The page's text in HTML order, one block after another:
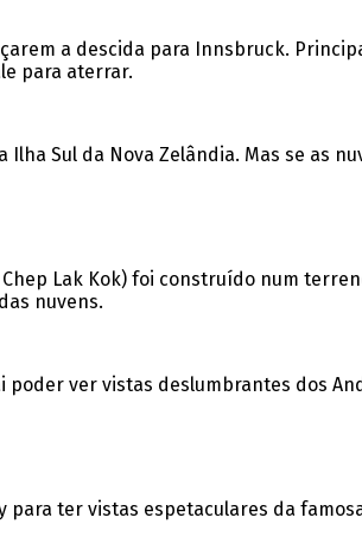
a descida para Innsbruck.
para aterrar.
Sul da Nova Zelândia. Mas se as
Lak Kok) foi construído num
nuvens.
ver vistas deslumbrantes dos
ter vistas espetaculares da